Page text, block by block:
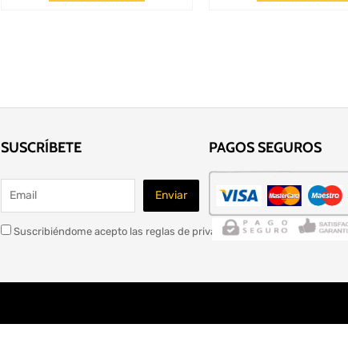
SUSCRÍBETE
Suscribiéndome acepto las reglas de privacidad de este sitio
PAGOS SEGUROS